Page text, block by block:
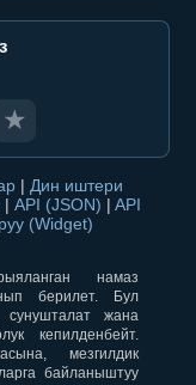
★
| Дин иштери
| API (JSON) | API
(Widget)
намаз
берилет. Бул
сунушталат жана
кепилденбейт.
мезгилдик
байланыштуу